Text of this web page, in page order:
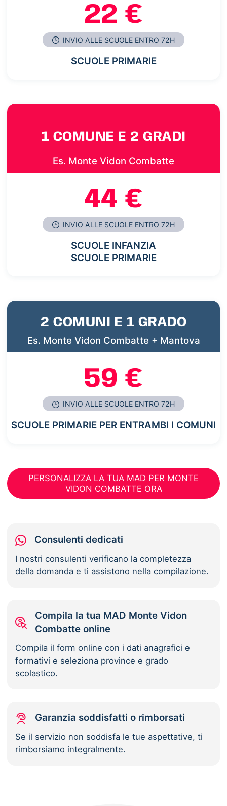
22 €
INVIO ALLE SCUOLE ENTRO 72H
SCUOLE PRIMARIE
1 COMUNE E 2 GRADI
Es. Monte Vidon Combatte
44 €
INVIO ALLE SCUOLE ENTRO 72H
SCUOLE INFANZIA
SCUOLE PRIMARIE
2 COMUNI E 1 GRADO
Es. Monte Vidon Combatte + Mantova
59 €
INVIO ALLE SCUOLE ENTRO 72H
SCUOLE PRIMARIE PER ENTRAMBI I COMUNI
PERSONALIZZA LA TUA MAD PER MONTE
VIDON COMBATTE ORA
Consulenti dedicati
I nostri consulenti verificano la completezza
della domanda e ti assistono nella compilazione.
Compila la tua MAD Monte Vidon
Combatte online
Compila il form online con i dati anagrafici e
formativi e seleziona province e grado
scolastico.
Garanzia soddisfatti o rimborsati
Se il servizio non soddisfa le tue aspettative, ti
rimborsiamo integralmente.